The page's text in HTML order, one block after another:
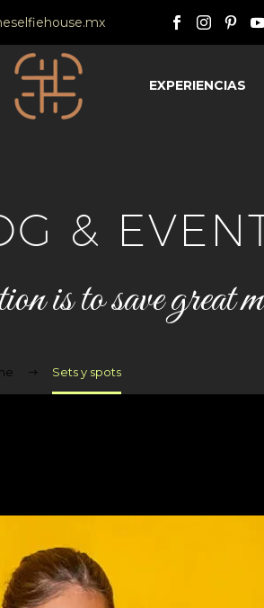
EXPERIENCIAS
&
is to save great
Sets y spots